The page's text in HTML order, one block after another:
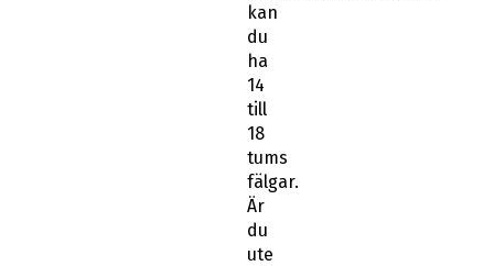
kan
du
ha
14
till
18
tums
fälgar.
Är
du
ute